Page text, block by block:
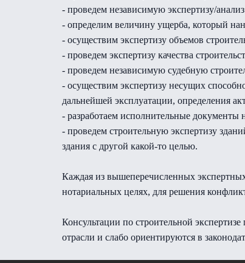
- проведем независимую экспертизу/
- определим величину ущерба, который
- осуществим экспертизу объемов
- проведем экспертизу качества
- проведем независимую судебную
- осуществим экспертизу несущих
дальнейшей эксплуатации, определения
- разработаем исполнительные документы
- проведем строительную экспертизу
здания с другой какой-то целью.
Каждая из вышеперечисленных
нотариальных целях, для решения
Консультации по строительной
отрасли и слабо ориентируются в